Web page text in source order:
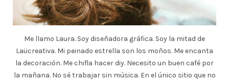
Me llamo Laura. Soy diseñadora gráfica. Soy la mitad de
Laücreativa. Mi peinado estrella son los moños. Me encanta
la decoración. Me chifla hacer diy. Necesito un buen café por
la mañana. No sé trabajar sin música. En el único sitio que no